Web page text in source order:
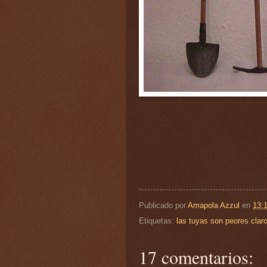
Publicado por Amapola Azzul en
Etiquetas: las tuyas son peores claro
17 comentarios: